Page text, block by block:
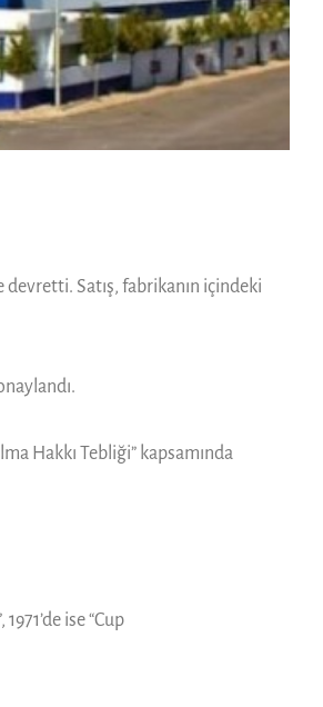
devretti. Satış, fabrikanın içindeki
Hakkı Tebliği” kapsamında
ise “Cup